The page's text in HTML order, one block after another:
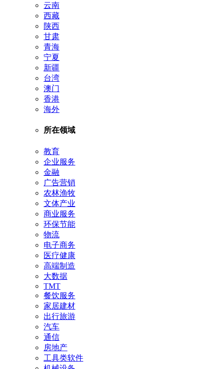
云南
西藏
陕西
甘肃
青海
宁夏
新疆
台湾
澳门
香港
海外
所在领域
教育
企业服务
金融
广告营销
农林渔牧
文体产业
商业服务
环保节能
物流
电子商务
医疗健康
高端制造
大数据
TMT
餐饮服务
家居建材
出行旅游
汽车
通信
房地产
工具类软件